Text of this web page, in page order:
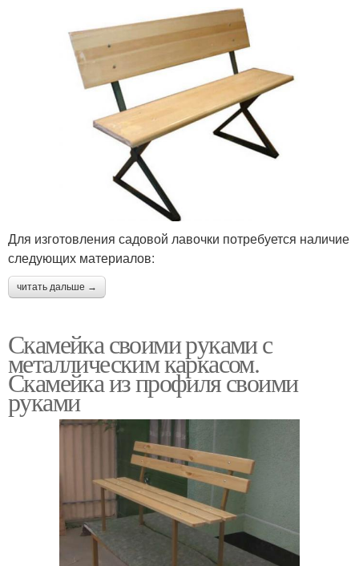
Для изготовления садовой лавочки потребуется наличие
следующих материалов:
читать дальше →
Скамейка своими руками с
металлическим каркасом.
Скамейка из профиля своими
руками